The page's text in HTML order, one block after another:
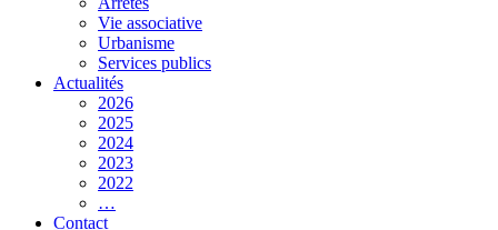
Vie associative
Urbanisme
Services publics
Actualités
2026
2025
2024
2023
2022
…
Contact